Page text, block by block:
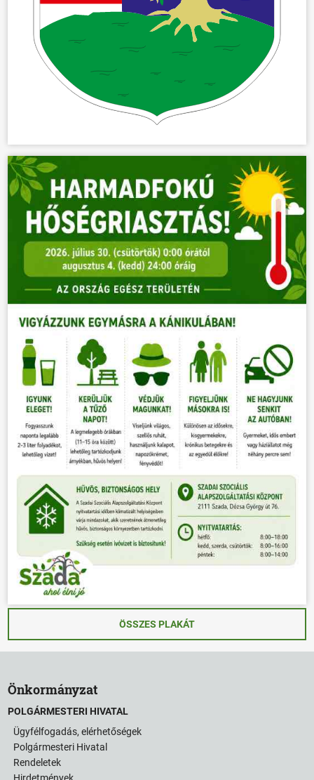
VÁLASZTÁSOK
ÖSSZES PLAKÁT
Önkormányzat
POLGÁRMESTERI HIVATAL
Ügyfélfogadás, elérhetőségek
Polgármesteri Hivatal
Rendeletek